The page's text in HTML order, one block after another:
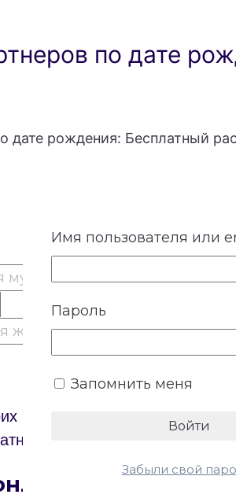
по дате
дате рождения: Бесплатный
партнеров. Онлайн-
расчету основных
Имя пользователя или
Пароль
Запомнить меня
Забыли свой